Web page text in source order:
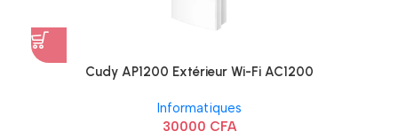
Cudy AP1200 Extérieur Wi-Fi AC1200
Informatiques
30000 CFA